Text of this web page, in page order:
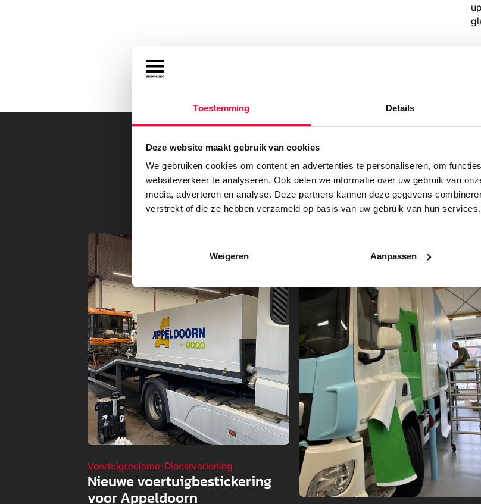
Toestemming Details
Deze website maakt gebruik van cookies
We gebruiken cookies om content en advertenties te personaliseren, om
websiteverkeer te analyseren. Ook delen we informatie over uw gebruik van
media, adverteren en analyse. Deze partners kunnen deze gegevens
verstrekt of die ze hebben verzameld op basis van uw gebruik van hun services.
Weigeren Aanpassen
Bekijk meer van onze
Voertuigreclame-Dienstverlening
Nieuwe voertuigbestickering
voor Appeldoorn